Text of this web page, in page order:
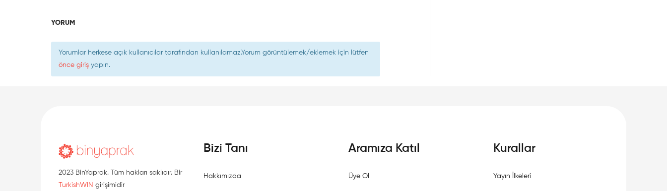
YORUM
Yorumlar herkese açık kullanıcılar tarafından kullanılamaz.Yorum görüntülemek/eklemek için lütfen
önce giriş yapın.
2023 BinYaprak. Tüm hakları saklıdır. Bir
TurkishWIN girişimidir
Bizi Tanı
Hakkımızda
Aramıza Katıl
Üye Ol
Kurallar
Yayın İlkeleri